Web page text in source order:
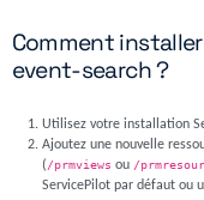
Comment
event-search ?
Utilisez votre installation
Ajoutez une nouvelle
(/prmviews ou /
ServicePilot par défaut ou